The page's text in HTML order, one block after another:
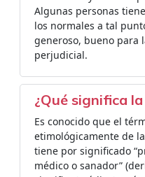
Algunas personas
los normales a tal
generoso, bueno para
perjudicial.
¿Qué significa
Es conocido que el
etimológicamente de
tiene por significado
médico o sanador”